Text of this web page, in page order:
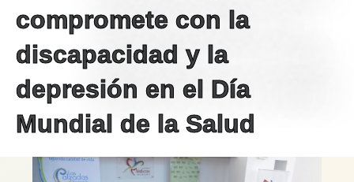
compromete con la
discapacidad y la
depresión en el Día
Mundial de la Salud